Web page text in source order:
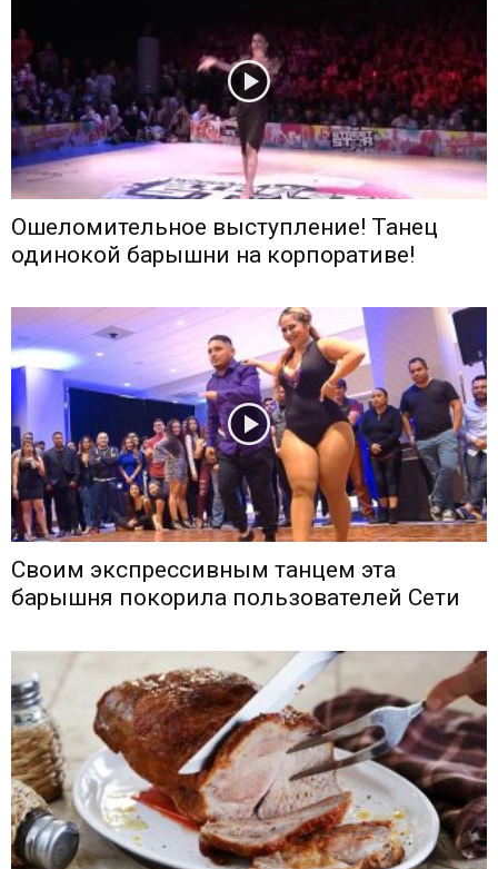
Ошеломительное выступление! Танец
одинокой барышни на корпоративе!
Своим экспрессивным танцем эта
барышня покорила пользователей Сети